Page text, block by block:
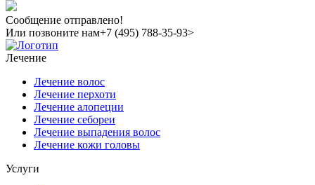
Сообщение отправлено!
Или позвоните нам+7 (495) 788-35-93>
Лечение
Лечение волос
Лечение перхоти
Лечение алопеции
Лечение себореи
Лечение выпадения волос
Лечение кожи головы
Услуги